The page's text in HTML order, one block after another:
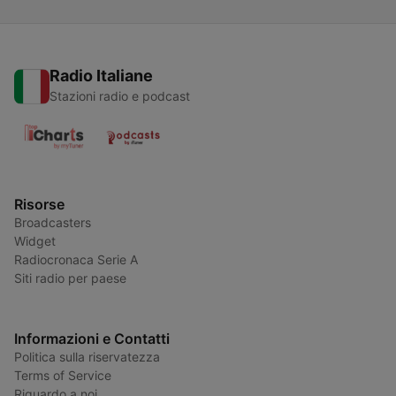
Radio Italiane
Stazioni radio e podcast
Risorse
Broadcasters
Widget
Radiocronaca Serie A
Siti radio per paese
Informazioni e Contatti
Politica sulla riservatezza
Terms of Service